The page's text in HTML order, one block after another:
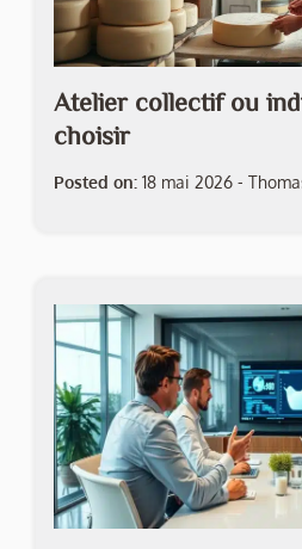
Atelier collectif ou
choisir
Posted on: 18 mai 2026 -